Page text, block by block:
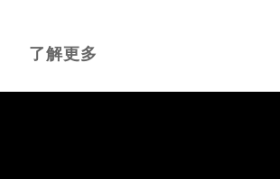
了解更多